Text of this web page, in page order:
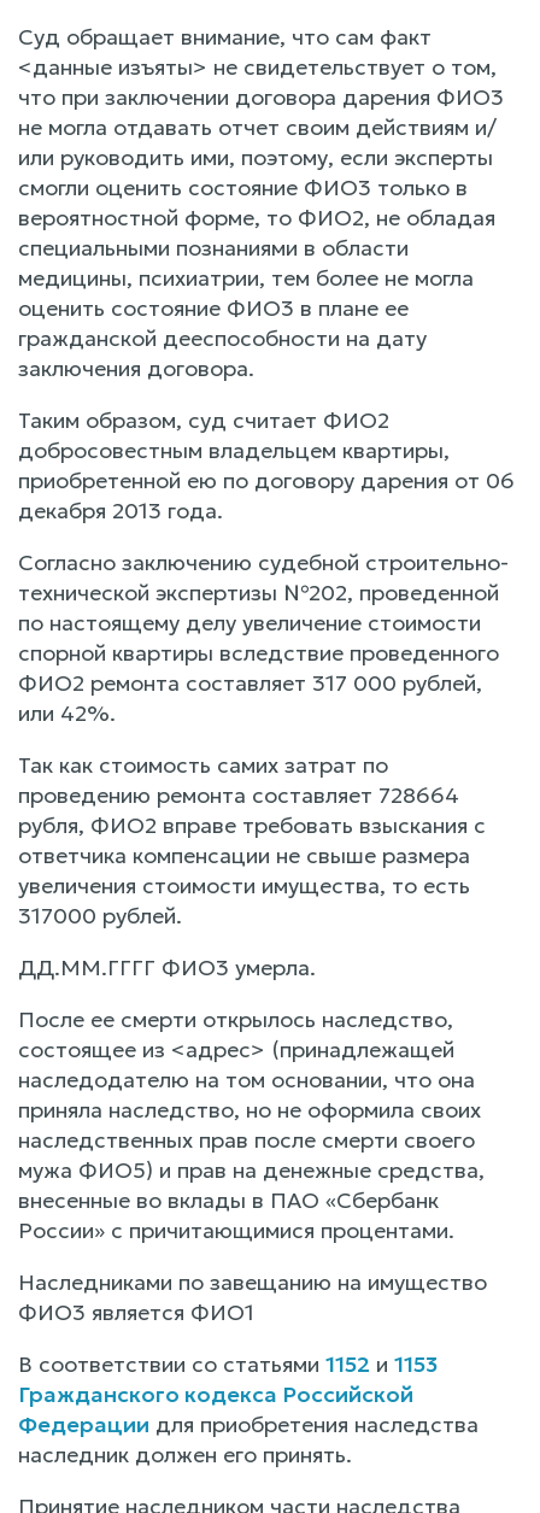
Суд обращает внимание, что сам факт
<данные изъяты> не свидетельствует о том,
что при заключении договора дарения ФИО3
не могла отдавать отчет своим действиям и/
или руководить ими, поэтому, если эксперты
смогли оценить состояние ФИО3 только в
вероятностной форме, то ФИО2, не обладая
специальными познаниями в области
медицины, психиатрии, тем более не могла
оценить состояние ФИО3 в плане ее
гражданской дееспособности на дату
заключения договора.
Таким образом, суд считает ФИО2
добросовестным владельцем квартиры,
приобретенной ею по договору дарения от 06
декабря 2013 года.
Согласно заключению судебной строительно-
технической экспертизы №202, проведенной
по настоящему делу увеличение стоимости
спорной квартиры вследствие проведенного
ФИО2 ремонта составляет 317 000 рублей,
или 42%.
Так как стоимость самих затрат по
проведению ремонта составляет 728664
рубля, ФИО2 вправе требовать взыскания с
ответчика компенсации не свыше размера
увеличения стоимости имущества, то есть
317000 рублей.
ДД.ММ.ГГГГ ФИО3 умерла.
После ее смерти открылось наследство,
состоящее из <адрес> (принадлежащей
наследодателю на том основании, что она
приняла наследство, но не оформила своих
наследственных прав после смерти своего
мужа ФИО5) и прав на денежные средства,
внесенные во вклады в ПАО «Сбербанк
России» с причитающимися процентами.
Наследниками по завещанию на имущество
ФИО3 является ФИО1
В соответствии со статьями 1152 и 1153
Гражданского кодекса Российской
Федерации для приобретения наследства
наследник должен его принять.
Принятие наследником части наследства